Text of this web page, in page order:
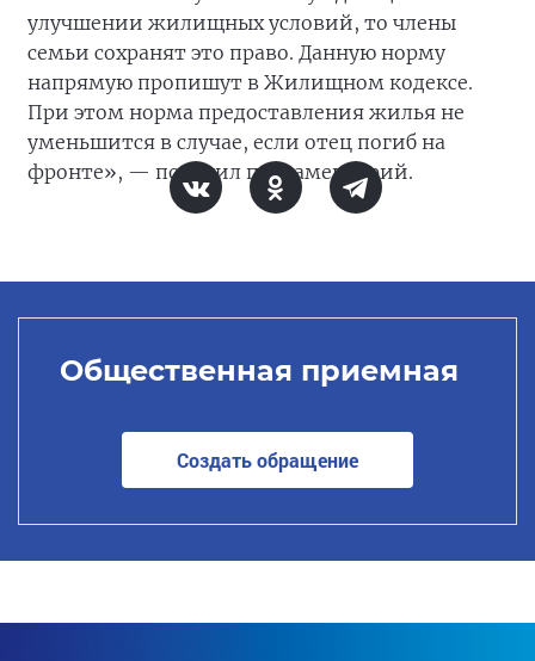
улучшении жилищных условий, то члены
семьи сохранят это право. Данную норму
напрямую пропишут в Жилищном кодексе.
При этом норма предоставления жилья не
уменьшится в случае, если отец погиб на
фронте», — пояснил парламентарий.
Общественная приемная
Создать обращение